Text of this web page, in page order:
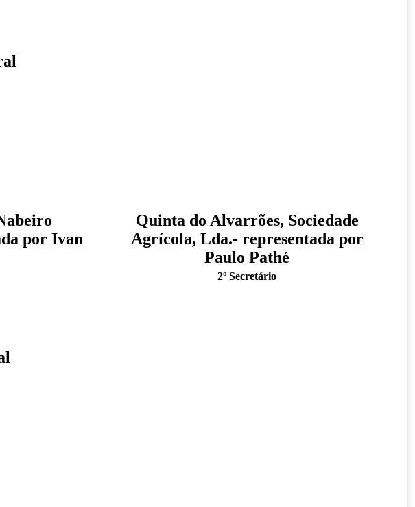
por Ivan
Quinta do Alvarrões, Sociedade
Agrícola, Lda.- representada por
Paulo Pathé
2º Secretário